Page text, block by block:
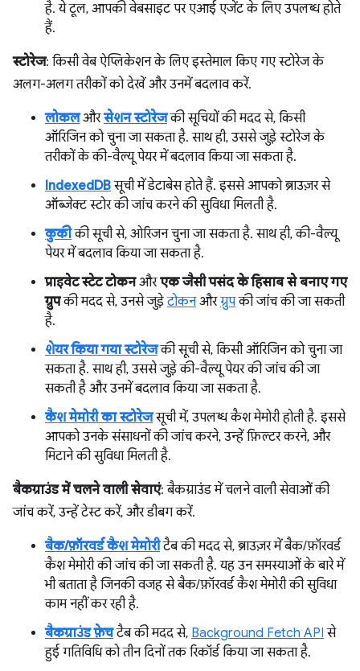
है. ये टूल, आपकी वेबसाइट पर एआई एजेंट के लिए उपलब्ध होते
हैं.
स्टोरेज: किसी वेब ऐप्लिकेशन के लिए इस्तेमाल किए गए स्टोरेज के
अलग-अलग तरीकों को देखें और उनमें बदलाव करें.
लोकलऔरसेशन स्टोरेजकी सूचियों की मदद से, किसी
ऑरिजिन को चुना जा सकता है. साथ ही, उससे जुड़े स्टोरेज के
तरीकों के की-वैल्यू पेयर में बदलाव किया जा सकता है.
IndexedDBसूची में डेटाबेस होते हैं. इससे आपको ब्राउज़र से
ऑब्जेक्ट स्टोर की जांच करने की सुविधा मिलती है.
कुकीकी सूची से, ओरिजन चुना जा सकता है. साथ ही, की-वैल्यू
पेयर में बदलाव किया जा सकता है.
प्राइवेट स्टेट टोकनऔरएक जैसी पसंद के हिसाब से बनाए गए
ग्रुपकी मदद से, उनसे जुड़ेटोकनऔरग्रुपकी जांच की जा सकती
है.
शेयर किया गया स्टोरेजकी सूची से, किसी ऑरिजिन को चुना जा
सकता है. साथ ही, उससे जुड़े की-वैल्यू पेयर की जांच की जा
सकती है और उनमें बदलाव किया जा सकता है.
कैश मेमोरी का स्टोरेजसूची में, उपलब्ध कैश मेमोरी होती है. इससे
आपको उनके संसाधनों की जांच करने, उन्हें फ़िल्टर करने, और
मिटाने की सुविधा मिलती है.
बैकग्राउंड में चलने वाली सेवाएं: बैकग्राउंड में चलने वाली सेवाओं की
जांच करें, उन्हें टेस्ट करें, और डीबग करें.
बैक/फ़ॉरवर्ड कैश मेमोरीटैब की मदद से, ब्राउज़र में बैक/फ़ॉरवर्ड
कैश मेमोरी की जांच की जा सकती है. यह उन समस्याओं के बारे में
भी बताता है जिनकी वजह से बैक/फ़ॉरवर्ड कैश मेमोरी की सुविधा
काम नहीं कर रही है.
बैकग्राउंड फ़ेचटैब की मदद से, Background Fetch API से
हुई गतिविधि को तीन दिनों तक रिकॉर्ड किया जा सकता है.